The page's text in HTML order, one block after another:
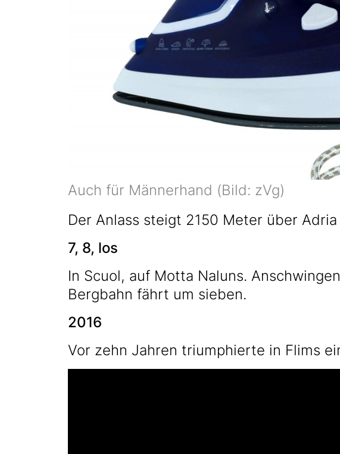
Auch für Männerhand (Bild: zVg)
Der Anlass steigt 2150 Meter über
7, 8, los
In Scuol, auf Motta Naluns.
Bergbahn fährt um sieben.
2016
Vor zehn Jahren triumphierte in Flims